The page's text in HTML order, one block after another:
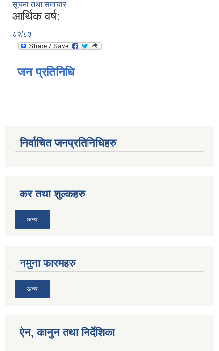
सूचना तथा समाचार
आर्थिक वर्ष:
८२/८३
जन प्रतिनिधि
निर्वाचित जनप्रतिनिधिहरु
कर तथा शुल्कहरु
अन्य
नमुना फारमहरु
अन्य
ऐन, कानुन तथा निर्देशिका